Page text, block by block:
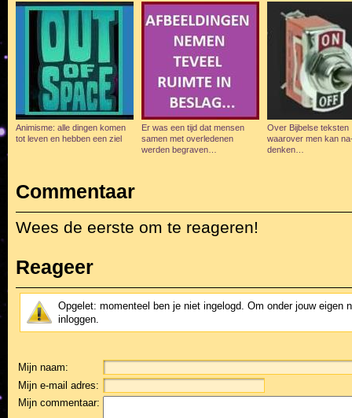
Animisme: alle dingen komen
tot leven en hebben een ziel
Er was een tijd dat mensen
samen met overledenen
werden begraven…
Over Bijbelse teksten
waarover men kan
denken…
Commentaar
Wees de eerste om te reageren!
Reageer
Opgelet: momenteel ben je niet ingelogd. Om onder jouw eigen
inloggen.
Mijn naam:
Mijn e-mail adres:
Mijn commentaar: